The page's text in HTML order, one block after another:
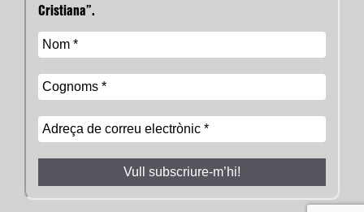
Cristiana”.